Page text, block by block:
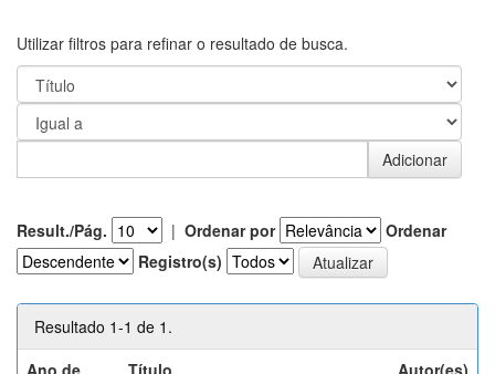
Utilizar filtros para refinar o resultado de busca.
Result./Pág. | Ordenar por
Ordenar
Registro(s)
Resultado 1-1 de 1.
Ano de
Título Autor(es)